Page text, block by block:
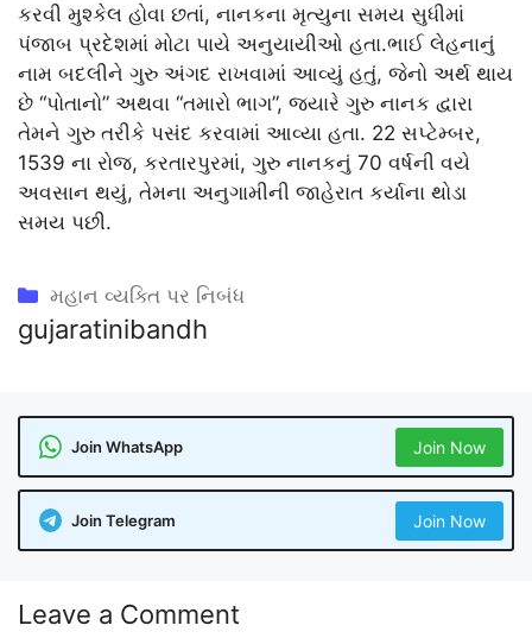
કરવી મુશ્કેલ હોવા છતાં, નાનકના મૃત્યુના સમય સુધીમાં
પંજાબ પ્રદેશમાં મોટા પાયે અનુયાયીઓ હતા.ભાઈ લેહનાનું
નામ બદલીને ગુરુ અંગદ રાખવામાં આવ્યું હતું, જેનો અર્થ થાય
છે “પોતાનો” અથવા “તમારો ભાગ”, જ્યારે ગુરુ નાનક દ્વારા
તેમને ગુરુ તરીકે પસંદ કરવામાં આવ્યા હતા. 22 સપ્ટેમ્બર,
1539 ના રોજ, કરતારપુરમાં, ગુરુ નાનકનું 70 વર્ષની વયે
અવસાન થયું, તેમના અનુગામીની જાહેરાત કર્યાના થોડા
સમય પછી.
Categories
મહાન વ્યક્તિ પર નિબંધ
gujaratinibandh
Join WhatsApp Join Now
Join Telegram Join Now
Leave a Comment